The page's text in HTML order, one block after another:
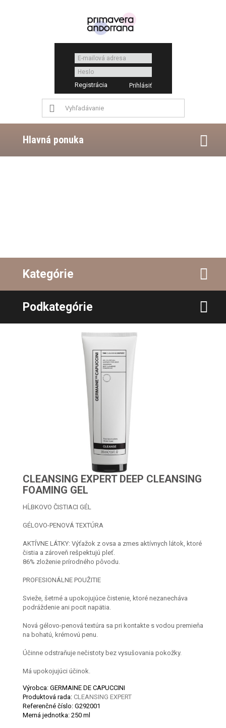
Registrácia
Hlavná ponuka
Kategórie
Podkategórie
CLEANSING EXPERT DEEP CLEANSING
FOAMING GEL
HĹBKOVO ČISTIACI GÉL
GÉLOVO-PENOVÁ TEXTÚRA
AKTÍVNE LÁTKY: Výťažok z ovsa a zmes aktívnych látok, ktoré
čistia a zároveň rešpektujú pleť.
86% zloženie prírodného pôvodu.
PROFESIONÁLNE POUŽITIE
Svieže, šetrné a upokojujúce čistenie, ktoré nezanecháva
podráždenie ani pocit napätia.
Nová gélovo-penová textúra sa pri kontakte s vodou premieňa
na bohatú, krémovú penu.
Účinne odstraňuje nečistoty bez vysušovania pokožky.
Má upokojujúci účinok.
Výrobca: GERMAINE DE CAPUCCINI
Produktová rada: CLEANSING EXPERT
Referenčné číslo: G292001
Merná jednotka: 250 ml